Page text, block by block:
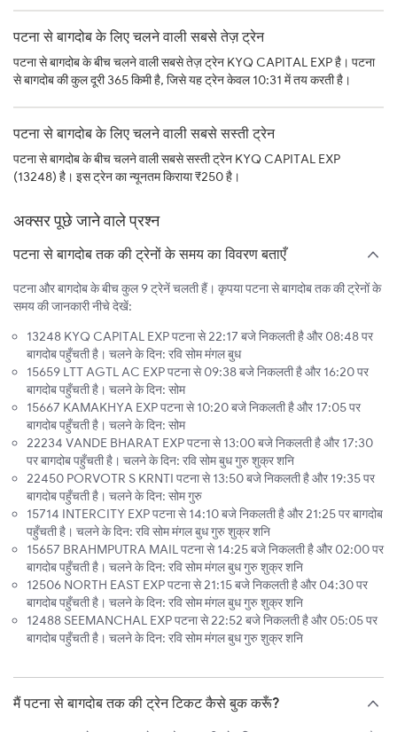
पटना से बागदोब के लिए चलने वाली सबसे तेज़ ट्रेन
पटना से बागदोब के बीच चलने वाली सबसे तेज़ ट्रेन KYQ CAPITAL EXP है। पटना
से बागदोब की कुल दूरी 365 किमी है, जिसे यह ट्रेन केवल 10:31 में तय करती है।
पटना से बागदोब के लिए चलने वाली सबसे सस्ती ट्रेन
पटना से बागदोब के बीच चलने वाली सबसे सस्ती ट्रेन KYQ CAPITAL EXP
(13248) है। इस ट्रेन का न्यूनतम किराया ₹250 है।
अक्सर पूछे जाने वाले प्रश्न
पटना से बागदोब तक की ट्रेनों के समय का विवरण बताएँ
पटना और बागदोब के बीच कुल 9 ट्रेनें चलती हैं। कृपया पटना से बागदोब तक की ट्रेनों के
समय की जानकारी नीचे देखें:
13248 KYQ CAPITAL EXP पटना से 22:17 बजे निकलती है और 08:48 पर
बागदोब पहुँचती है। चलने के दिन: रवि सोम मंगल बुध
15659 LTT AGTL AC EXP पटना से 09:38 बजे निकलती है और 16:20 पर
बागदोब पहुँचती है। चलने के दिन: सोम
15667 KAMAKHYA EXP पटना से 10:20 बजे निकलती है और 17:05 पर
बागदोब पहुँचती है। चलने के दिन: सोम
22234 VANDE BHARAT EXP पटना से 13:00 बजे निकलती है और 17:30
पर बागदोब पहुँचती है। चलने के दिन: रवि सोम बुध गुरु शुक्र शनि
22450 PORVOTR S KRNTI पटना से 13:50 बजे निकलती है और 19:35 पर
बागदोब पहुँचती है। चलने के दिन: सोम गुरु
15714 INTERCITY EXP पटना से 14:10 बजे निकलती है और 21:25 पर बागदोब
पहुँचती है। चलने के दिन: रवि सोम मंगल बुध गुरु शुक्र शनि
15657 BRAHMPUTRA MAIL पटना से 14:25 बजे निकलती है और 02:00 पर
बागदोब पहुँचती है। चलने के दिन: रवि सोम मंगल बुध गुरु शुक्र शनि
12506 NORTH EAST EXP पटना से 21:15 बजे निकलती है और 04:30 पर
बागदोब पहुँचती है। चलने के दिन: रवि सोम मंगल बुध गुरु शुक्र शनि
12488 SEEMANCHAL EXP पटना से 22:52 बजे निकलती है और 05:05 पर
बागदोब पहुँचती है। चलने के दिन: रवि सोम मंगल बुध गुरु शुक्र शनि
मैं पटना से बागदोब तक की ट्रेन टिकट कैसे बुक करूँ?